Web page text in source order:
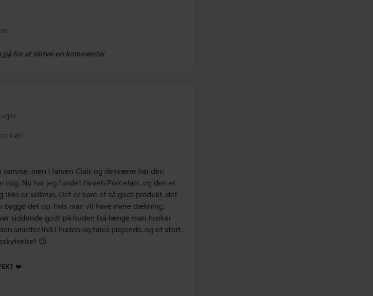
på for at skrive en kommentar
Creator.
blev oprettet 4 uger
køb
men i farven Clair, og desværre har den
Nu har jeg fundet farven Porcelain, og den er
ikke er solbrun. Det er bare et så godt produkt, det
bygge det op, hvis man vil have mere dækning,
siddende godt på huden (så længe man husker
smelter ind i huden og føles plejende, og et stort
❤️